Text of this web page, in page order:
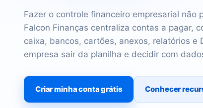
Fazer o controle financeiro empresarial não
Falcon Finanças centraliza contas a pagar,
caixa, bancos, cartões, anexos, relatórios e
empresa sair da planilha e decidir com
Criar minha conta grátis Conhecer